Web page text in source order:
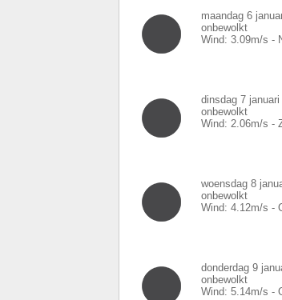
maandag 6
onbewolkt
Wind: 3.09m/s -
dinsdag 7 januari
onbewolkt
Wind: 2.06m/s -
woensdag 8
onbewolkt
Wind: 4.12m/s -
donderdag 9
onbewolkt
Wind: 5.14m/s -